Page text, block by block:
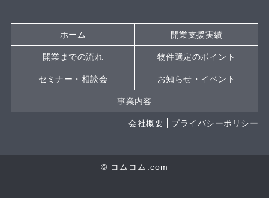
ホーム 開業支援実績
開業までの流れ 物件選定のポイント
セミナー・相談会 お知らせ・イベント
事業内容
会社概要 プライバシーポリシー
© コムコム.com